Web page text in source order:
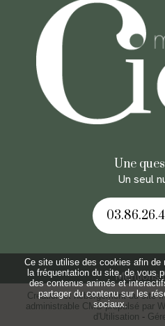
Une
Un seul
Mentions
Création et hébergement du site
administrable CMS propulsé par
d'Utilisation -
Ce site utilise des cookies afin de
la fréquentation du site, de vous
des contenus animés et
partager du contenu sur les
sociaux.